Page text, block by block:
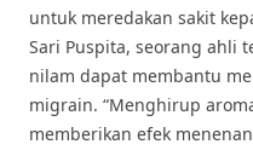
untuk meredakan sakit
Sari Puspita, seorang ahli
nilam dapat membantu
migrain. “Menghirup
memberikan efek